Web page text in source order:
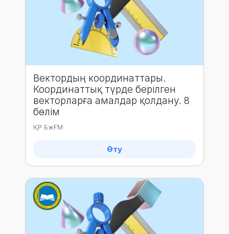
Вектордың координаттары.
Координаттық түрде берілген
векторларға амалдар қолдану. 8
бөлім
ҚР БжҒМ
Өту